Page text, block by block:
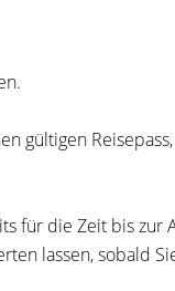
gültigen
für die Zeit bis zur
lassen, sobald